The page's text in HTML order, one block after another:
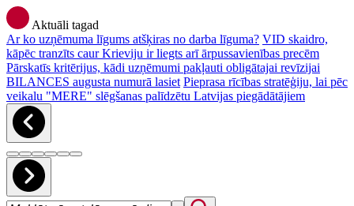
Aktuāli tagad
Ar ko uzņēmuma līgums atšķiras no darba līguma? VID skaidro,
kāpēc tranzīts caur Krieviju ir liegts arī ārpussavienības precēm
Pārskatīs kritērijus, kādi uzņēmumi pakļauti obligātajai revīzijai
BILANCES augusta numurā lasiet Pieprasa rīcības stratēģiju, lai pēc
veikalu "MERE" slēgšanas palīdzētu Latvijas piegādātājiem